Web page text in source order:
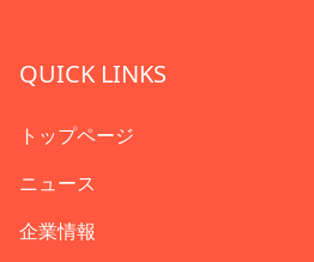
QUICK LINKS
トップページ
ニュース
企業情報